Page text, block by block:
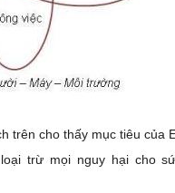
trên cho thấy mục tiêu của
trừ mọi nguy hại cho